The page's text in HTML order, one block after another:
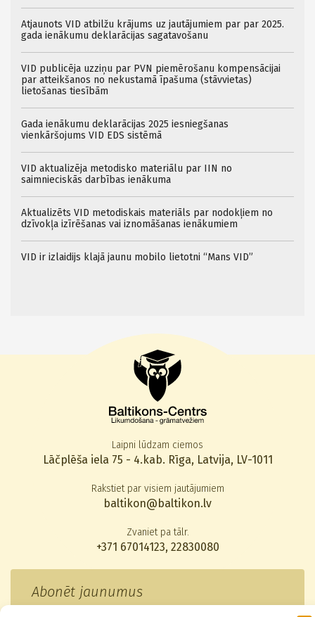
Atjaunots VID atbilžu krājums uz jautājumiem par par 2025.
gada ienākumu deklarācijas sagatavošanu
VID publicēja uzziņu par PVN piemērošanu kompensācijai
par atteikšanos no nekustamā īpašuma (stāvvietas)
lietošanas tiesībām
Gada ienākumu deklarācijas 2025 iesniegšanas
vienkāršojums VID EDS sistēmā
VID aktualizēja metodisko materiālu par IIN no
saimnieciskās darbības ienākuma
Aktualizēts VID metodiskais materiāls par nodokļiem no
dzīvokļa izīrēšanas vai iznomāšanas ienākumiem
VID ir izlaidijs klajā jaunu mobilo lietotni “Mans VID”
Laipni lūdzam ciemos
Lāčplēša iela 75 - 4.kab. Rīga, Latvija, LV-1011
Rakstiet par visiem jautājumiem
baltikon@baltikon.lv
Zvaniet pa tālr.
+371 67014123, 22830080
Abonēt jaunumus